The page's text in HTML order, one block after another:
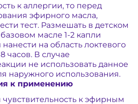
к аллергии, то перед
эфирного масла,
тест. Размешать в детском
масле 1-2 капли
на область локтевого
часов. В случае
не использовать данное
наружного использования.
к применению
к эфирным